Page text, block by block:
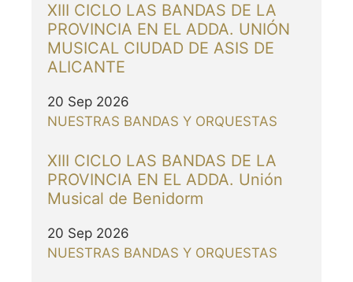
XIII CICLO LAS BANDAS DE LA
PROVINCIA EN EL ADDA. UNIÓN
MUSICAL CIUDAD DE ASIS DE
ALICANTE
20 Sep 2026
NUESTRAS BANDAS Y ORQUESTAS
XIII CICLO LAS BANDAS DE LA
PROVINCIA EN EL ADDA. Unión
Musical de Benidorm
20 Sep 2026
NUESTRAS BANDAS Y ORQUESTAS